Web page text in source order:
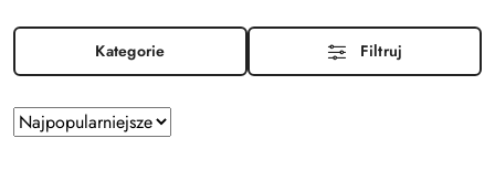
Kategorie Filtruj
Zastosowano
sortowanie:
Sortuj
według